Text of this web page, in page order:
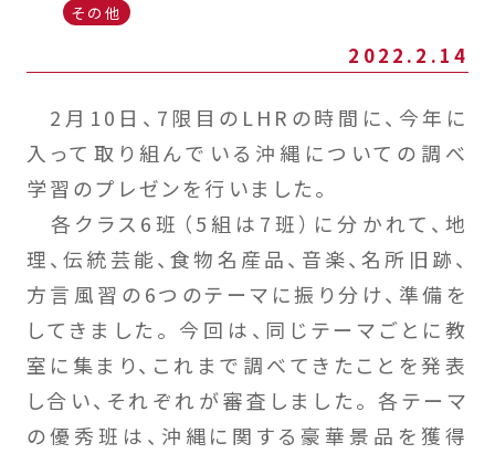
その他
2022.2.14
2月10日、7限目のLHRの時間に、今年に
入って取り組んでいる沖縄についての調べ
学習のプレゼンを行いました。
各クラス6班（5組は7班）に分かれて、地
理、伝統芸能、食物名産品、音楽、名所旧跡、
方言風習の6つのテーマに振り分け、準備を
してきました。 今回は、同じテーマごとに教
室に集まり、これまで調べてきたことを発表
し合い、それぞれが審査しました。 各テーマ
の優秀班は、沖縄に関する豪華景品を獲得